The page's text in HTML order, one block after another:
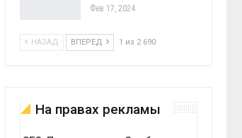
Фев 17, 2024
НАЗАД ВПЕРЕД 1 из 2 690
На правах рекламы